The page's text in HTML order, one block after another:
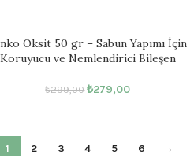
Oksit 50 gr – Sabun Yapımı İçin
Koruyucu ve Nemlendirici Bileşen
₺299,00 ₺279,00
1 2 3 4 5 6 →